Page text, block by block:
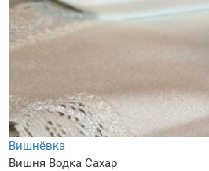
Вишнёвка
Вишня Водка Сахар